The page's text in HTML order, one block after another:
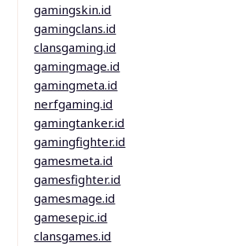
gamingskin.id
gamingclans.id
clansgaming.id
gamingmage.id
gamingmeta.id
nerfgaming.id
gamingtanker.id
gamingfighter.id
gamesmeta.id
gamesfighter.id
gamesmage.id
gamesepic.id
clansgames.id